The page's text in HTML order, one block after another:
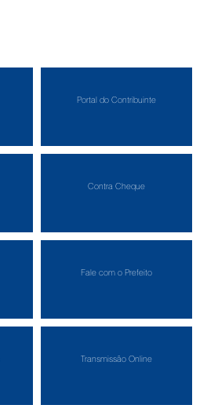
Portal do Contribuinte
Contra Cheque
Fale com o Prefeito
Transmissão Online